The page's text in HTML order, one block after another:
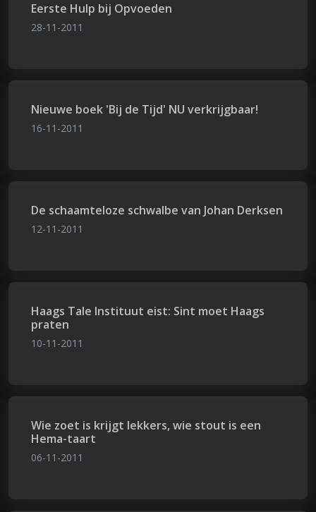
Eerste Hulp bij Opvoeden
28-11-2011
Nieuwe boek 'Bij de Tijd' NU verkrijgbaar!
16-11-2011
De schaamteloze schwalbe van Johan Derksen
12-11-2011
Haags Tale Instituut eist: Sint moet Haags
praten
10-11-2011
Wie zoet is krijgt lekkers, wie stout is een
Hema-taart
06-11-2011